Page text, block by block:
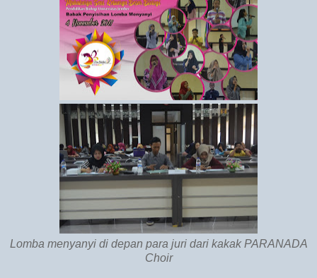
Lomba menyanyi di depan para juri dari kakak PARANADA
Choir